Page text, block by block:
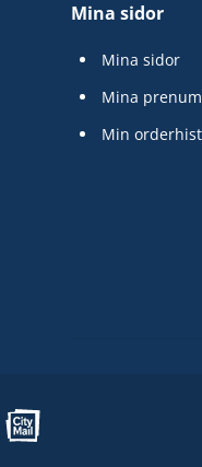
Mina sidor
Mina sidor
Mina
Min